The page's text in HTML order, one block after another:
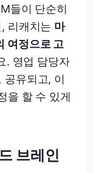
들이 단순히
리캐치는 마
여정으로 고
. 영업 담당자
공유되고, 이
을 할 수 있게
브레인